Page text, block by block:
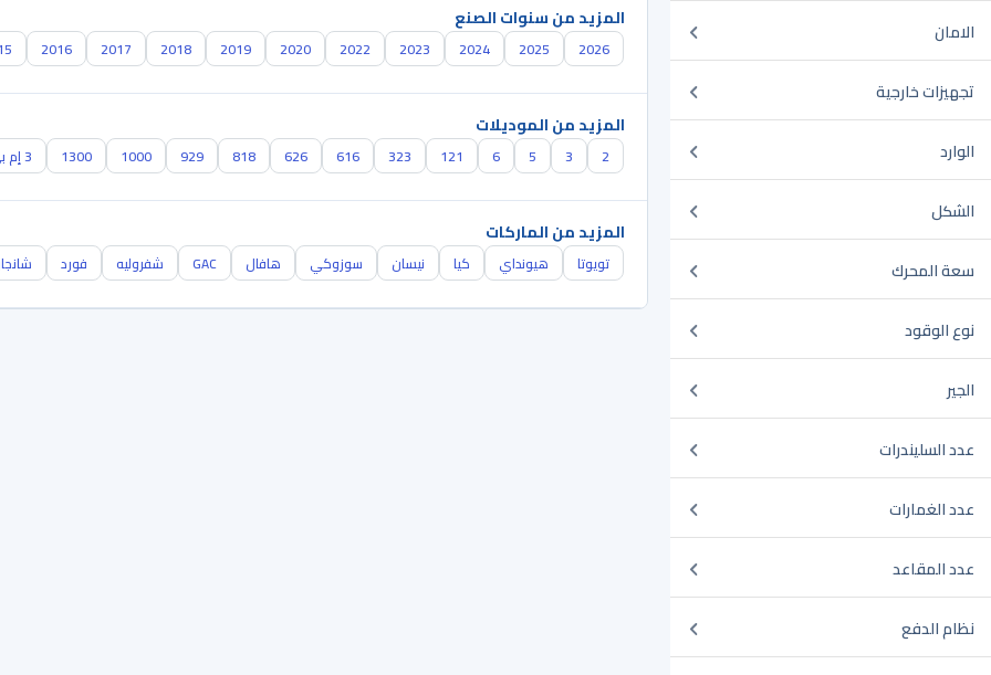
الامان
تجهيزات خارجية
الوارد
الشكل
سعة المحرك
نوع الوقود
الجير
عدد السليندرات
عدد الغمارات
عدد المقاعد
نظام الدفع
المزيد من سنوات الصنع
2026
2025
2024
2023
2022
2020
2019
2018
2017
2016
المزيد من الموديلات
2
3
5
6
121
323
616
626
818
929
1000
1300 3 إم بي اس
المزيد من الماركات
تويوتا هيونداي كيا نيسان سوزوكي هافال GAC شفروليه فورد